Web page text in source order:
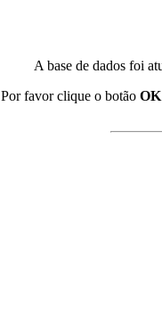
A base de dados foi
Por favor clique o botão OK